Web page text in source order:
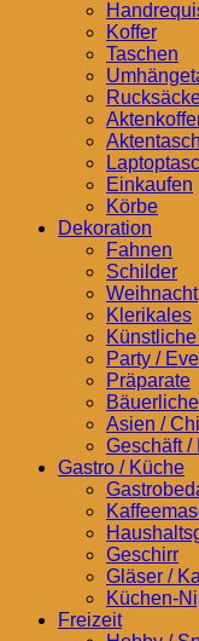
Koffer
Taschen
Einkaufen
Körbe
Dekoration
Fahnen
Schilder
Weihnacht
Klerikales
Party /
Präparate
Asien /
Geschäft /
Gastro / Küche
Geschirr
Gläser /
Küchen-
Freizeit